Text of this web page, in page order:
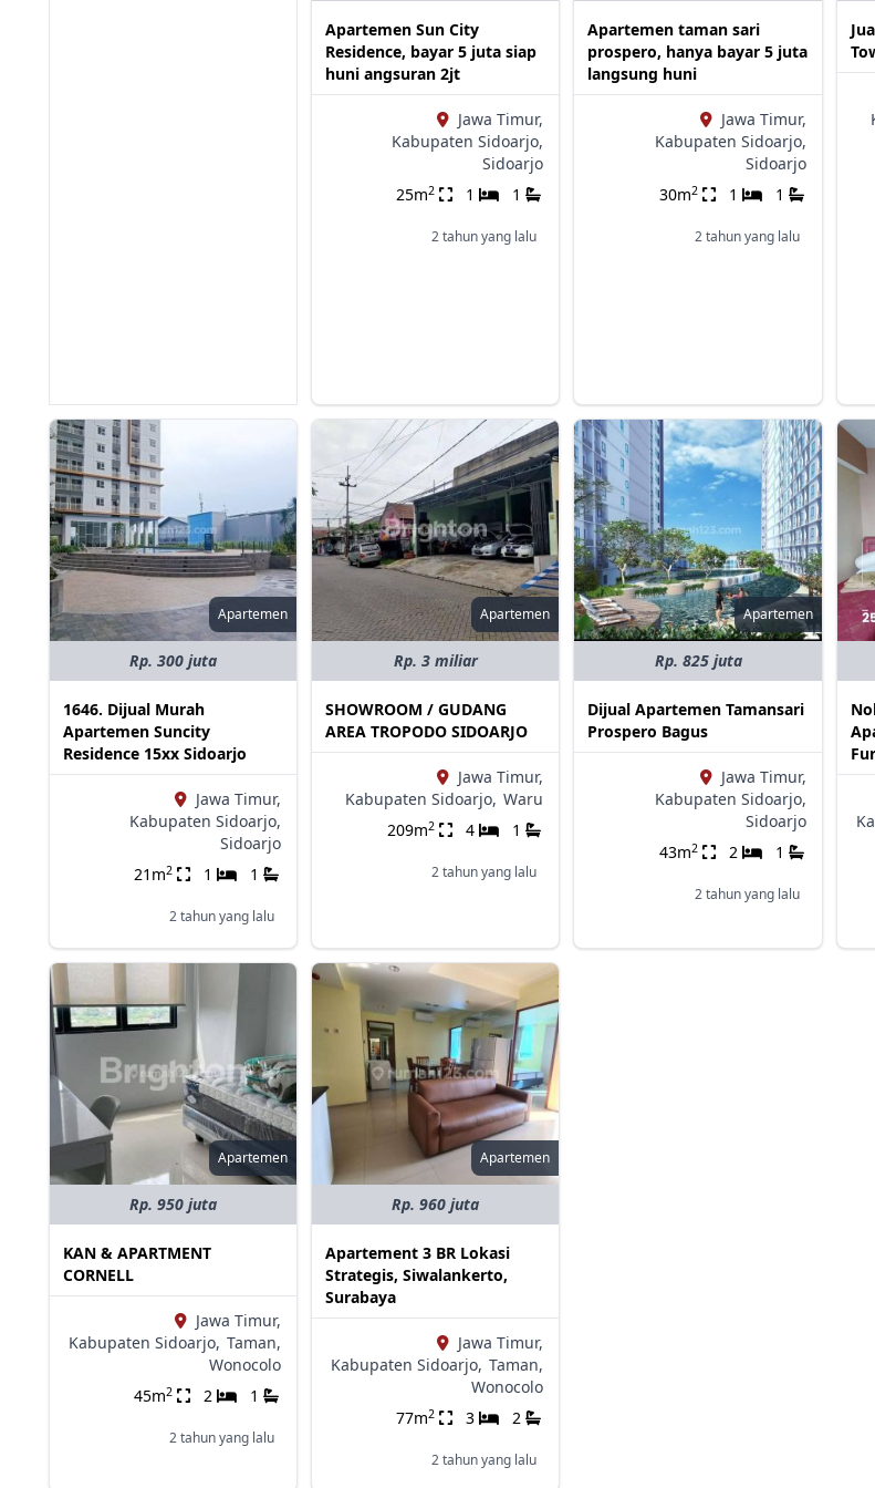
Apartemen Sun City
Residence, bayar 5 juta siap
huni angsuran 2jt
Jawa Timur,
Kabupaten Sidoarjo,
Sidoarjo
25m2 1 1
2 tahun yang lalu
Apartemen taman sari
prospero, hanya bayar 5 juta
langsung huni
Jawa Timur,
Kabupaten Sidoarjo,
Sidoarjo
30m2 1 1
2 tahun yang lalu
Apartemen
Rp. 300 juta
1646. Dijual Murah
Apartemen Suncity
Residence 15xx Sidoarjo
Jawa Timur,
Kabupaten Sidoarjo,
Sidoarjo
21m2 1 1
2 tahun yang lalu
Apartemen
Rp. 3 miliar
SHOWROOM / GUDANG
AREA TROPODO SIDOARJO
Jawa Timur,
Kabupaten Sidoarjo, Waru
209m2 4 1
2 tahun yang lalu
Apartemen
Rp. 825 juta
Dijual Apartemen Tamansari
Prospero Bagus
Jawa Timur,
Kabupaten Sidoarjo,
Sidoarjo
43m2 2 1
2 tahun yang lalu
Apartemen
Rp. 950 juta
KAN & APARTMENT
CORNELL
Jawa Timur,
Kabupaten Sidoarjo, Taman,
Wonocolo
45m2 2 1
2 tahun yang lalu
Apartemen
Rp. 960 juta
Apartement 3 BR Lokasi
Strategis, Siwalankerto,
Surabaya
Jawa Timur,
Kabupaten Sidoarjo, Taman,
Wonocolo
77m2 3 2
2 tahun yang lalu